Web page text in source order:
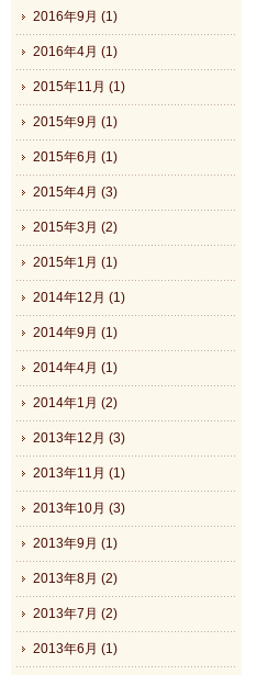
2016年9月 (1)
2016年4月 (1)
2015年11月 (1)
2015年9月 (1)
2015年6月 (1)
2015年4月 (3)
2015年3月 (2)
2015年1月 (1)
2014年12月 (1)
2014年9月 (1)
2014年4月 (1)
2014年1月 (2)
2013年12月 (3)
2013年11月 (1)
2013年10月 (3)
2013年9月 (1)
2013年8月 (2)
2013年7月 (2)
2013年6月 (1)